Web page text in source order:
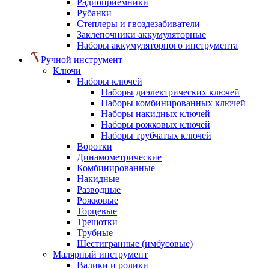
Радиоприемники
Рубанки
Степлеры и гвоздезабиватели
Заклепочники аккумуляторные
Наборы аккумуляторного инструмента
Ручной инструмент
Ключи
Наборы ключей
Наборы диэлектрических ключей
Наборы комбинированных ключей
Наборы накидных ключей
Наборы рожковых ключей
Наборы трубчатых ключей
Воротки
Динамометрические
Комбинированные
Накидные
Разводные
Рожковые
Торцевые
Трещотки
Трубные
Шестигранные (имбусовые)
Малярный инструмент
Валики и ролики